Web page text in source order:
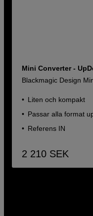
Mini Converter -
Blackmagic Design
Liten och kompakt
Passar alla format
Referens IN
2 210 SEK